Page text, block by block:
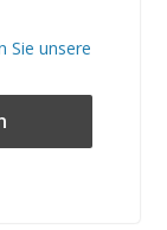
Sie unsere